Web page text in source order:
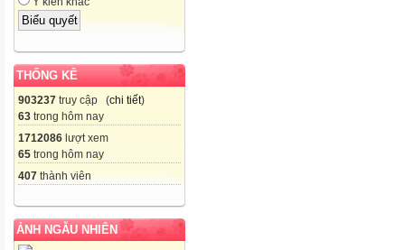
THỐNG KÊ
903237 truy cập (chi tiết)
63 trong hôm nay
1712086 lượt xem
65 trong hôm nay
407 thành viên
ẢNH NGẪU NHIÊN